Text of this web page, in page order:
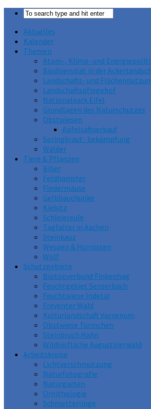
Aktuelles
Kalender
Themen
Atom-, Klima- und
Biodiversität in der
Landschafts- und
Landschaftspflegehof
Nationalpark Eifel
Grundlagen des Naturschutzes
Obstwiesen
Apfelsaftverkauf
Springkraut- bekämpfung
Wälder
Tiere & Pflanzen
Biber
Feldhamster
Fledermäuse
Gelbbauchunke
Kiebitz
Schleiereule
Tagfalter in Aachen
Steinkauz
Wespen & Hornissen
Wolf
Schutzgebiete
Biotopverbund Finkenhag
Feuchtgebiet Senserbach
Feuchtwiese Indetal
Freyenter Wald
Kulturlandschaft Varnenum
Obstwiese Türmchen
Steinbruch Hahn
Wildnisfläche Augustinerwald
Arbeitskreise
Lichtverschmutzung
Naturfotografie
Naturgarten
Ornithologie
Schmetterlinge